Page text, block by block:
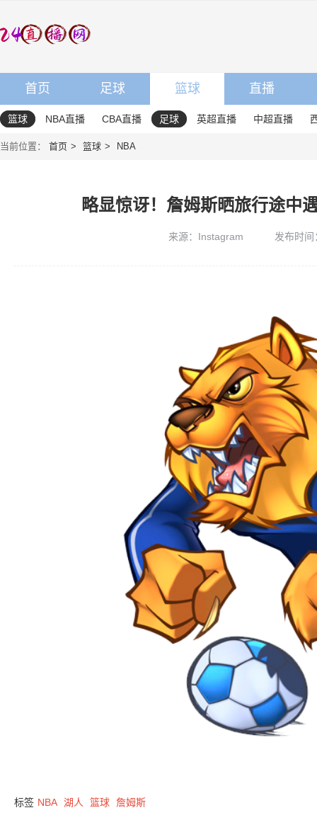
首页 足球 篮球 直播
篮球 NBA直播 CBA直播 足球 英超直播 中超直播
当前位置： 首页 篮球 NBA
略显惊讶！詹姆斯晒旅行途中
来源：Instagram 发布时
标签 NBA 湖人 篮球 詹姆斯